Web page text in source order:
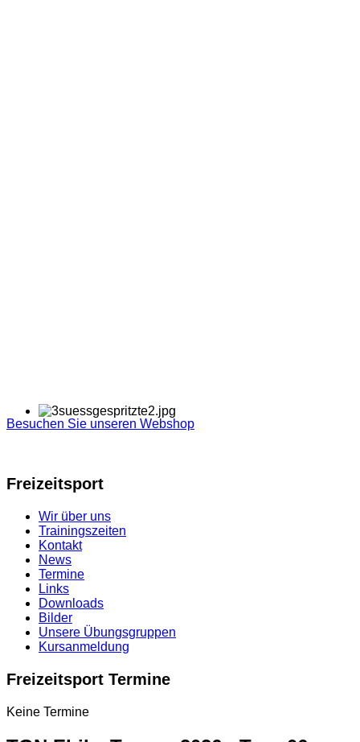
Besuchen Sie unseren Webshop
Freizeitsport
Wir über uns
Trainingszeiten
Kontakt
News
Termine
Links
Downloads
Bilder
Unsere Übungsgruppen
Kursanmeldung
Freizeitsport Termine
Keine Termine